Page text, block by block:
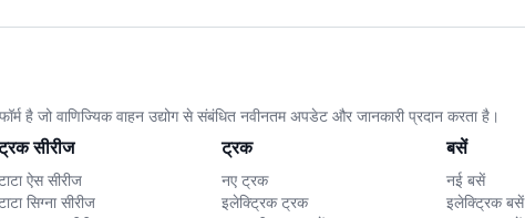
है जो वाणिज्यिक वाहन उद्योग से संबंधित नवीनतम अपडेट और जानकारी प्रदान करता है।
सीरीज
ऐस सीरीज
सिग्ना सीरीज
ट्रक
नए ट्रक
इलेक्ट्रिक ट्रक
बसें
नई बसें
इलेक्ट्रिक बसें